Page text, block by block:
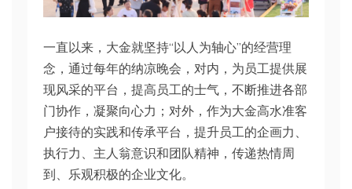
一直以来，大金就坚持“以人为轴心”的经营理
念，通过每年的纳凉晚会，对内，为员工提供展
现风采的平台，提高员工的士气，不断推进各部
门协作，凝聚向心力；对外，作为大金高水准客
户接待的实践和传承平台，提升员工的企画力、
执行力、主人翁意识和团队精神，传递热情周
到、乐观积极的企业文化。